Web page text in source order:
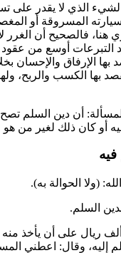
الذي لا يقدر على
المسروقة أو
هنا، فالصحيح أن
التبرعات أوسع من
بها الإرفاق والإحسان
بها الكسب والربح،
أن دين السلم
أو كان ذلك لغير من هو
فيه
(ولا الحوالة به).
السلم.
ريال على أن يأخذ
إليه، وقال: اعطني